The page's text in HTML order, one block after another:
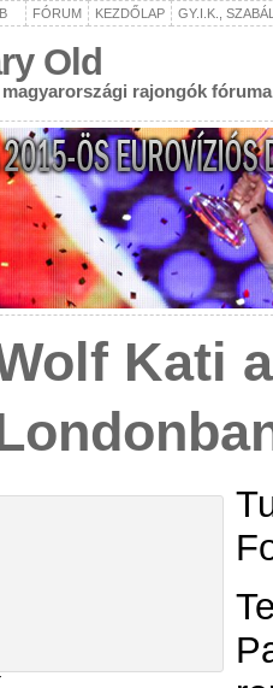
FÓRUM KEZDŐLAP GY.I.K.,
Old
rajongók fóruma
Kati